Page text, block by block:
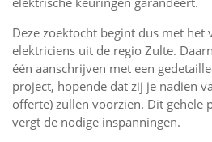
Deze zoektocht begint dus met het
elektriciens uit de regio Zulte.
één aanschrijven met een
project, hopende dat zij je nadien
offerte) zullen voorzien. Dit gehele
vergt de nodige inspanningen.